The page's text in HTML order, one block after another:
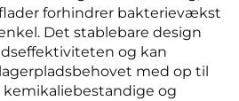
forhindrer bakterievækst
Det stablebare design
og kan
med op til
kemikaliebestandige og